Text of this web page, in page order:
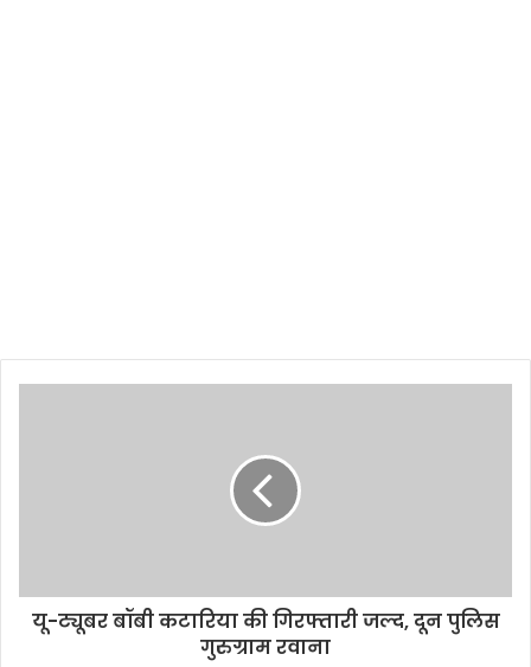
यू-ट्यूबर बॉबी कटारिया की गिरफ्तारी जल्द, दून पुलिस
गुरुग्राम रवाना